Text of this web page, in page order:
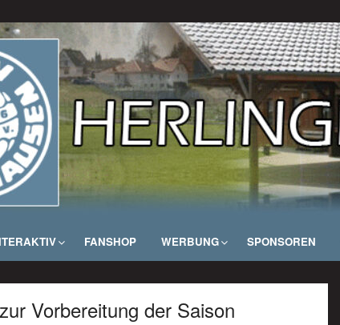
FANSHOP WERBUNG SPONSOREN
Vorbereitung der Saison